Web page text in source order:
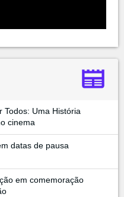
Todos: Uma História
cinema
datas de pausa
em comemoração